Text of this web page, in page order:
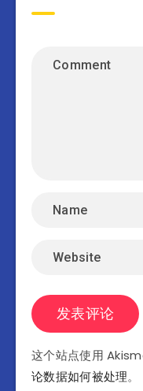
这个站点使用
论数据如何被处理。